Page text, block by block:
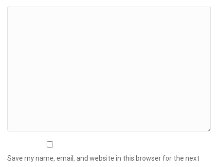
Save my name, email, and website in this browser for the next